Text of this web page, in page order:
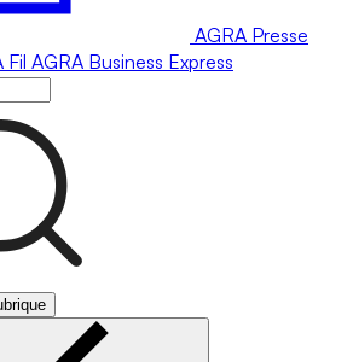
AGRA Presse
Fil AGRA Business Express